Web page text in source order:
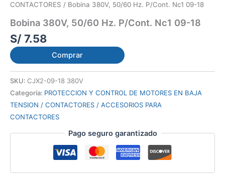
CONTACTORES / Bobina 380V, 50/60 Hz. P/Cont. Nc1 09-18
Bobina 380V, 50/60 Hz. P/Cont. Nc1 09-18
S/ 7.58
Comprar
SKU: CJX2-09-18 380V
Categoría: PROTECCION Y CONTROL DE MOTORES EN BAJA
TENSION / CONTACTORES / ACCESORIOS PARA
CONTACTORES
Pago seguro garantizado